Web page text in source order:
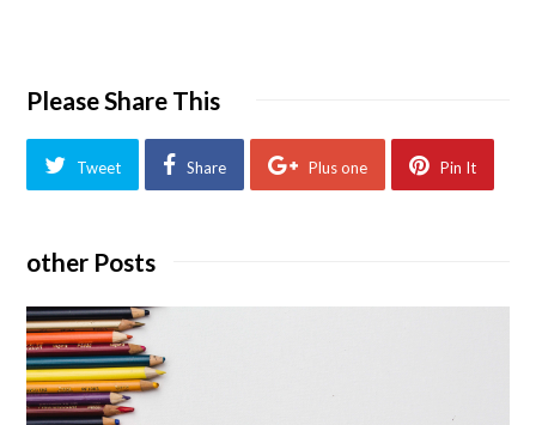
Please Share This
Tweet Share Plus one Pin It
other Posts